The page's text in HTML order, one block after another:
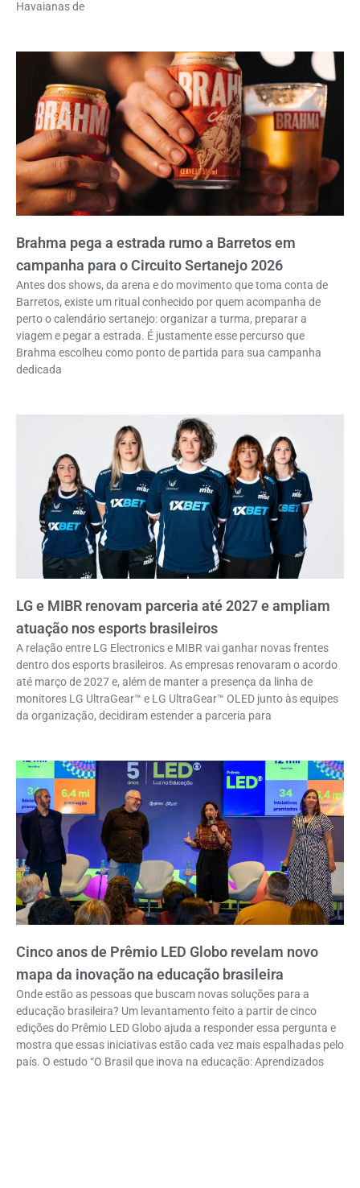
Havaianas de
Brahma pega a estrada rumo a Barretos em
campanha para o Circuito Sertanejo 2026
Antes dos shows, da arena e do movimento que toma conta de
Barretos, existe um ritual conhecido por quem acompanha de
perto o calendário sertanejo: organizar a turma, preparar a
viagem e pegar a estrada. É justamente esse percurso que
Brahma escolheu como ponto de partida para sua campanha
dedicada
LG e MIBR renovam parceria até 2027 e ampliam
atuação nos esports brasileiros
A relação entre LG Electronics e MIBR vai ganhar novas frentes
dentro dos esports brasileiros. As empresas renovaram o acordo
até março de 2027 e, além de manter a presença da linha de
monitores LG UltraGear™ e LG UltraGear™ OLED junto às equipes
da organização, decidiram estender a parceria para
Cinco anos de Prêmio LED Globo revelam novo
mapa da inovação na educação brasileira
Onde estão as pessoas que buscam novas soluções para a
educação brasileira? Um levantamento feito a partir de cinco
edições do Prêmio LED Globo ajuda a responder essa pergunta e
mostra que essas iniciativas estão cada vez mais espalhadas pelo
país. O estudo “O Brasil que inova na educação: Aprendizados